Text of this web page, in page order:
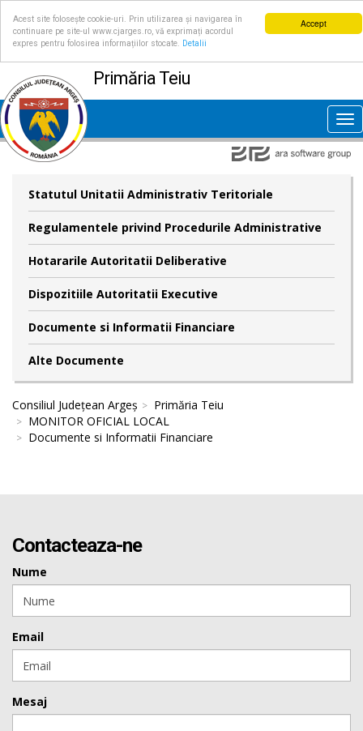
Accept
Acest site folosește cookie-uri. Prin utilizarea și navigarea în
continuare pe site-ul www.cjarges.ro, vă exprimați acordul
expres pentru folosirea informațiilor stocate.
Detalii
Primăria Teiu
Statutul Unitatii Administrativ Teritoriale
Regulamentele privind Procedurile Administrative
Hotararile Autoritatii Deliberative
Dispozitiile Autoritatii Executive
Documente si Informatii Financiare
Alte Documente
Consiliul Județean Argeș
Primăria Teiu
MONITOR OFICIAL LOCAL
Documente si Informatii Financiare
Contacteaza-ne
Nume
Email
Mesaj